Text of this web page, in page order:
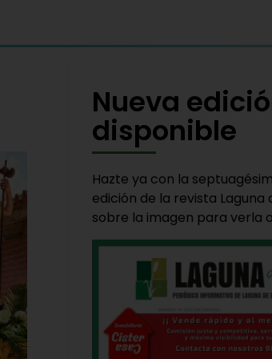
Nueva
disponible
Hazte ya con la
edición de la revista Laguna
sobre la imagen para verla